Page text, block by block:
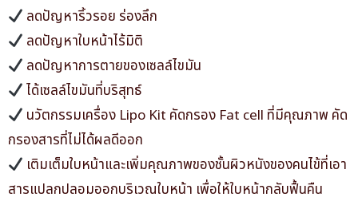
ลดปัญหาริ้วรอย ร่องลึก
ลดปัญหาใบหน้าไร้มิติ
ลดปัญหาการตายของเซลล์ไขมัน
ได้เซลล์ไขมันที่บริสุทธ์
นวัตกรรมเครื่อง Lipo Kit คัดกรอง Fat cell ที่มีคุณภาพ คัด
กรองสารที่ไม่ได้ผลดีออก
เติมเต็มใบหน้าและเพิ่มคุณภาพของชั้นผิวหนังของคนไข้ที่เอา
สารแปลกปลอมออกบริเวณใบหน้า เพื่อให้ใบหน้ากลับฟื้นคืน